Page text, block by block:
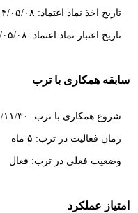
تاریخ اخذ نماد اعتماد: ۱۴۰۴/۰۵/۰۸
تاریخ اعتبار نماد اعتماد: ۱۴۰۶/۰۵/۰۸
سابقه همکاری با ترب
شروع همکاری با ترب: ۱۴۰۴/۱۱/۳۰ (۵ ماه پیش)
زمان فعالیت در ترب: ۵ ماه
وضعیت فعلی در ترب: فعال
امتیاز عملکرد